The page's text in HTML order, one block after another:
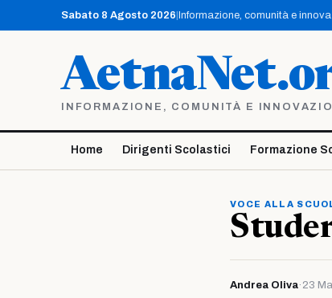
contenuto
Sabato 8 Agosto 2026 Informazione, comunità e
INFORMAZIONE, COMUNITÀ E
Home Dirigenti Scolastici Formazione
VOCE ALLA
Andrea Oliva· 23